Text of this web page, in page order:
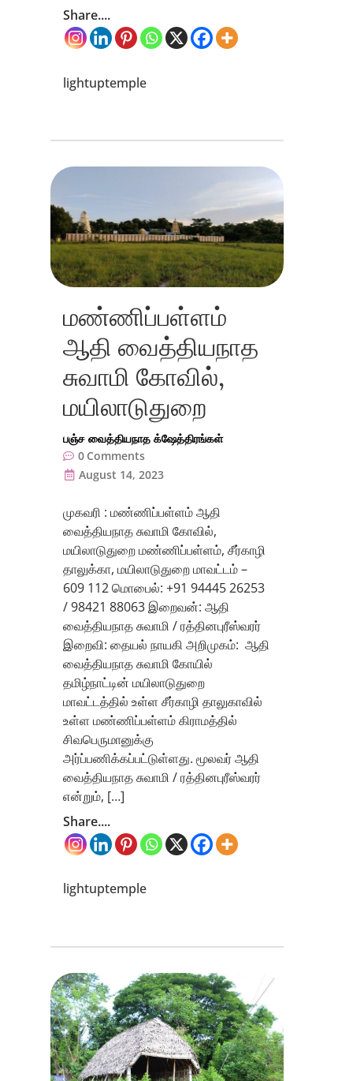
Share....
lightuptemple
மண்ணிப்பள்ளம்
ஆதி வைத்தியநாத
சுவாமி கோவில்,
மயிலாடுதுறை
பஞ்ச வைத்தியநாத க்ஷேத்திரங்கள்
0 Comments
August 14, 2023
முகவரி : மண்ணிப்பள்ளம் ஆதி
வைத்தியநாத சுவாமி கோவில்,
மயிலாடுதுறை மண்ணிப்பள்ளம், சீர்காழி
தாலுக்கா, மயிலாடுதுறை மாவட்டம் –
609 112 மொபைல்: +91 94445 26253
/ 98421 88063 இறைவன்: ஆதி
வைத்தியநாத சுவாமி / ரத்தினபுரீஸ்வரர்
இறைவி: தையல் நாயகி அறிமுகம்: ஆதி
வைத்தியநாத சுவாமி கோயில்
தமிழ்நாட்டின் மயிலாடுதுறை
மாவட்டத்தில் உள்ள சீர்காழி தாலுகாவில்
உள்ள மண்ணிப்பள்ளம் கிராமத்தில்
சிவபெருமானுக்கு
அர்ப்பணிக்கப்பட்டுள்ளது. மூலவர் ஆதி
வைத்தியநாத சுவாமி / ரத்தினபுரீஸ்வரர்
என்றும், […]
Share....
lightuptemple